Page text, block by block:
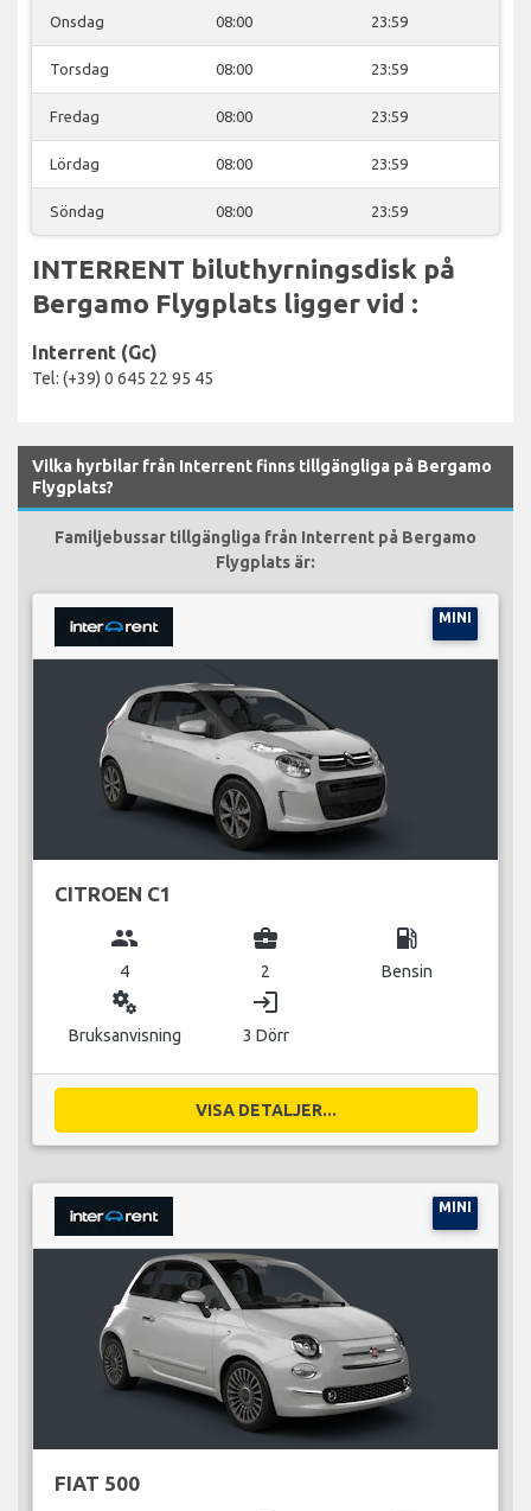
Onsdag 08:00 23:59
Torsdag 08:00 23:59
Fredag 08:00 23:59
Lördag 08:00 23:59
Söndag 08:00 23:59
INTERRENT biluthyrningsdisk på
Bergamo Flygplats ligger vid :
Interrent (Gc)
Tel: (+39) 0 645 22 95 45
Vilka hyrbilar från Interrent finns tillgängliga på Bergamo
Flygplats?
Familjebussar tillgängliga från Interrent på Bergamo
Flygplats är:
MINI
CITROEN C1
group
4
business_center
2
local_gas_station
Bensin
miscellaneous_services
Bruksanvisning
login
3 Dörr
VISA DETALJER...
MINI
FIAT 500